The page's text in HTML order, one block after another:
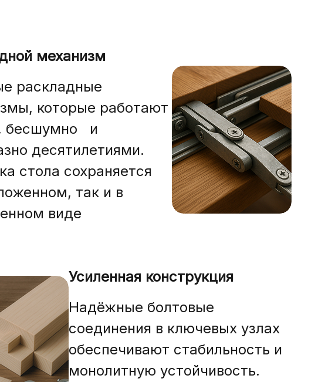
механизм
раскладные
которые работают
бесшумно и
десятилетиями.
стола сохраняется
так и в
виде
Усиленная конструкция
Надёжные болтовые
соединения в ключевых узлах
обеспечивают стабильность и
монолитную устойчивость.